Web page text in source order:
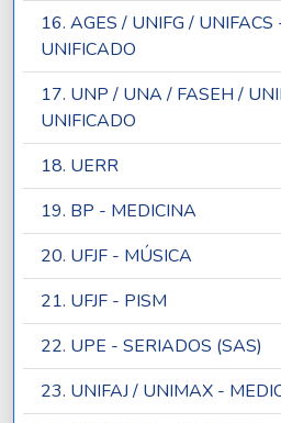
16. AGES / UNIFG /
UNIFICADO
17. UNP / UNA / FASEH /
UNIFICADO
18. UERR
19. BP - MEDICINA
20. UFJF - MÚSICA
21. UFJF - PISM
22. UPE - SERIADOS (SAS)
23. UNIFAJ / UNIMAX -